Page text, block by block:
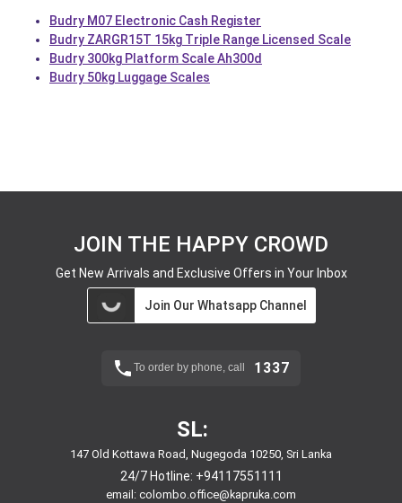
Budry M07 Electronic Cash Register
Budry ZARGR15T 15kg Triple Range Licensed Scale
Budry 300kg Platform Scale Ah300d
Budry 50kg Luggage Scales
JOIN THE HAPPY CROWD
Get New Arrivals and Exclusive Offers in Your Inbox
Join Our Whatsapp Channel
To order by phone, call 1337
SL:
147 Old Kottawa Road, Nugegoda 10250, Sri Lanka
24/7 Hotline: +94117551111
email: colombo.office@kapruka.com